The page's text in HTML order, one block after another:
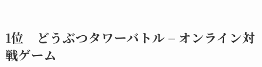
1位 どうぶつタワーバトル – オンライン対
戦ゲーム